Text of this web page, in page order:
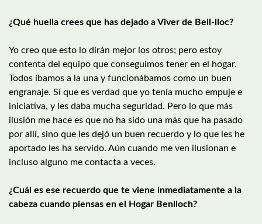
¿Qué huella crees que has dejado a Viver de Bell-lloc?
Yo creo que esto lo dirán mejor los otros; pero estoy
contenta del equipo que conseguimos tener en el hogar.
Todos íbamos a la una y funcionábamos como un buen
engranaje. Sí que es verdad que yo tenía mucho empuje e
iniciativa, y les daba mucha seguridad. Pero lo que más
ilusión me hace es que no ha sido una más que ha pasado
por allí, sino que les dejó un buen recuerdo y lo que les he
aportado les ha servido. Aún cuando me ven ilusionan e
incluso alguno me contacta a veces.
¿Cuál es ese recuerdo que te viene inmediatamente a la
cabeza cuando piensas en el Hogar Benlloch?